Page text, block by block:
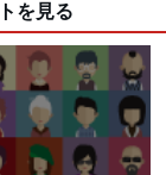
を見る